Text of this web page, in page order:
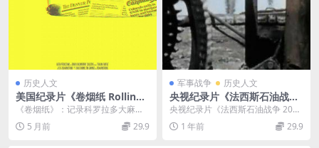
历史人文
美国纪录片《卷烟纸 Rolling
Papers 2015》英语中字 108
0P/MP4/2.66G 大麻合法化纪
录片
《卷烟纸》：记录科罗拉多大麻合
法化首年 《卷烟纸 Rolling Papers
... 5 月前 29.9
军事战争 历史人文
央视纪录片《法西斯石油战争
2017》国语中字 MP4/328M
央视纪录片《法西斯石油战争 201
7》聚焦于二战期间德国因燃料资源
问题而引发的战...
1 年前 29.9